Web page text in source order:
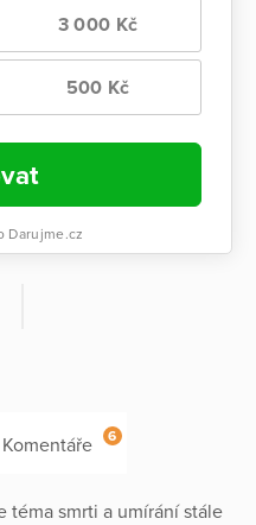
3 000 Kč
500 Kč
Darujme.cz
Komentáře 6
téma smrti a umírání stále